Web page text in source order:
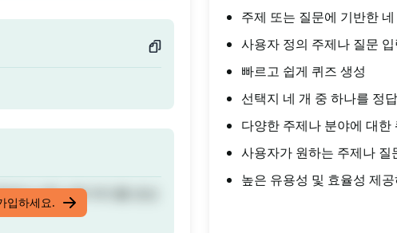
의 다중 선택 퀴즈를 생성
입하세요.
주제 또는 질문에 기반한
사용자 정의 주제나 질문 입
빠르고 쉽게 퀴즈 생성
선택지 네 개 중 하나를 정
다양한 주제나 분야에 대한
사용자가 원하는 주제나
높은 유용성 및 효율성 제